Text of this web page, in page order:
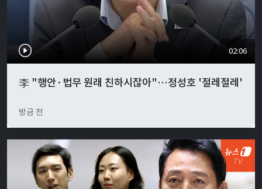
02:06
李 "행안·법무 원래 친하시잖아"…정성호 '절레절레'
방금 전